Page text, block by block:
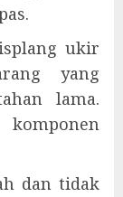
ukir
yang
lama.
dan tidak